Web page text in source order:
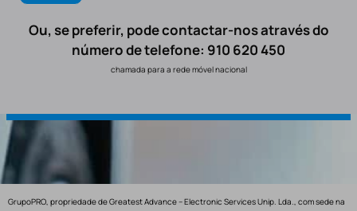
Ou, se preferir, pode contactar-nos através do
número de telefone: 910 620 450
chamada para a rede móvel nacional
GrupoPRO, propriedade de Greatest Advance – Electronic Services Unip. Lda., com sede na